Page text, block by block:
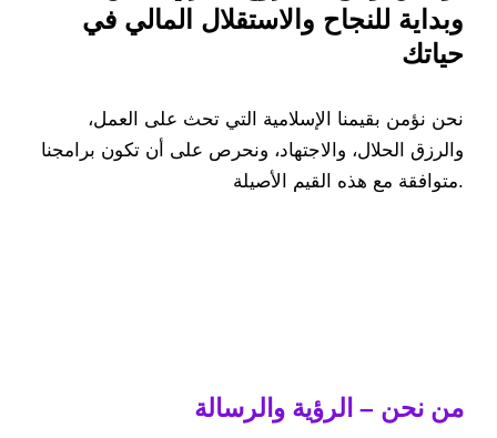
وبداية للنجاح والاستقلال المالي في
حياتك
نحن نؤمن بقيمنا الإسلامية التي تحث على العمل،
والرزق الحلال، والاجتهاد، ونحرص على أن تكون برامجنا
متوافقة مع هذه القيم الأصيلة.
من نحن – الرؤية والرسالة